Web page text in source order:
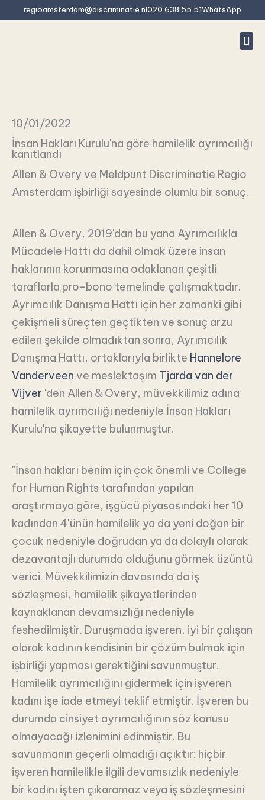
İçeriğeregioamsterdam@discriminatie.nl020 638 55 51WhatsApp
10/01/2022
İnsan Hakları Kurulu'na göre hamilelik ayrımcılığı
kanıtlandı
Allen & Overy ve Meldpunt Discriminatie Regio
Amsterdam işbirliği sayesinde olumlu bir sonuç.
Allen & Overy, 2019'dan bu yana Ayrımcılıkla
Mücadele Hattı da dahil olmak üzere insan
haklarının korunmasına odaklanan çeşitli
taraflarla pro-bono temelinde çalışmaktadır.
Ayrımcılık Danışma Hattı için her zamanki gibi
çekişmeli süreçten geçtikten ve sonuç arzu
edilen şekilde olmadıktan sonra, Ayrımcılık
Danışma Hattı, ortaklarıyla birlikte Hannelore
Vanderveen ve meslektaşım Tjarda van der
Vijver 'den Allen & Overy, müvekkilimiz adına
hamilelik ayrımcılığı nedeniyle İnsan Hakları
Kurulu'na şikayette bulunmuştur.
"İnsan hakları benim için çok önemli ve College
for Human Rights tarafından yapılan
araştırmaya göre, işgücü piyasasındaki her 10
kadından 4'ünün hamilelik ya da yeni doğan bir
çocuk nedeniyle doğrudan ya da dolaylı olarak
dezavantajlı durumda olduğunu görmek üzüntü
verici. Müvekkilimizin davasında da iş
sözleşmesi, hamilelik şikayetlerinden
kaynaklanan devamsızlığı nedeniyle
feshedilmiştir. Duruşmada işveren, iyi bir çalışan
olarak kadının kendisinin bir çözüm bulmak için
işbirliği yapması gerektiğini savunmuştur.
Hamilelik ayrımcılığını gidermek için işveren
kadını işe iade etmeyi teklif etmiştir. İşveren bu
durumda cinsiyet ayrımcılığının söz konusu
olmayacağı izlenimini edinmiştir. Bu
savunmanın geçerli olmadığı açıktır: hiçbir
işveren hamilelikle ilgili devamsızlık nedeniyle
bir kadını işten çıkaramaz veya iş sözleşmesini